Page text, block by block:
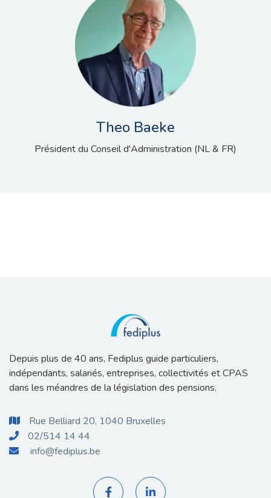
Theo Baeke
Président du Conseil d'Administration (NL & FR)
Depuis plus de 40 ans, Fediplus guide particuliers,
indépendants, salariés, entreprises, collectivités et CPAS
dans les méandres de la législation des pensions.
 Rue Belliard 20, 1040 Bruxelles
 02/514 14 44
 info@fediplus.be
 